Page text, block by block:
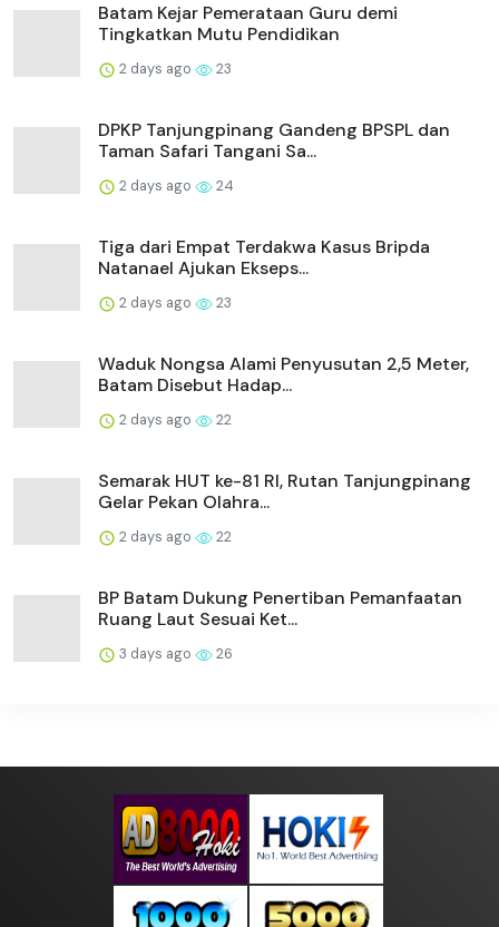
Batam Kejar Pemerataan Guru demi
Tingkatkan Mutu Pendidikan
2 days ago 23
DPKP Tanjungpinang Gandeng BPSPL dan
Taman Safari Tangani Sa...
2 days ago 24
Tiga dari Empat Terdakwa Kasus Bripda
Natanael Ajukan Ekseps...
2 days ago 23
Waduk Nongsa Alami Penyusutan 2,5 Meter,
Batam Disebut Hadap...
2 days ago 22
Semarak HUT ke-81 RI, Rutan Tanjungpinang
Gelar Pekan Olahra...
2 days ago 22
BP Batam Dukung Penertiban Pemanfaatan
Ruang Laut Sesuai Ket...
3 days ago 26